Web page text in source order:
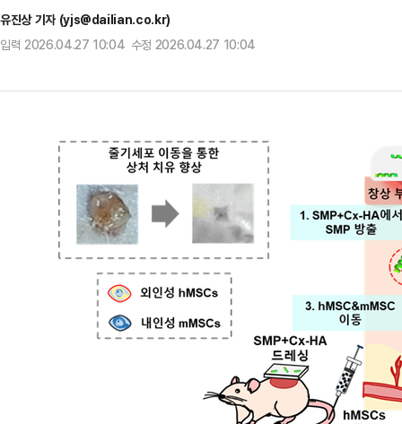
유진상 기자 (yjs@dailian.co.kr)
입력 2026.04.27 10:04 수정 2026.04.27 10:04